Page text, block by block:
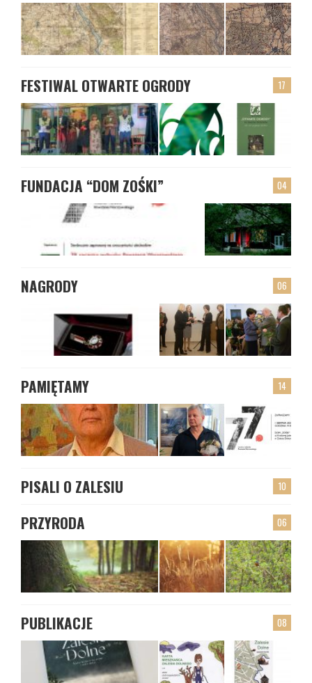
17
FESTIWAL OTWARTE OGRODY
04
FUNDACJA “DOM ZOŚKI”
06
NAGRODY
14
PAMIĘTAMY
10
PISALI O ZALESIU
06
PRZYRODA
08
PUBLIKACJE